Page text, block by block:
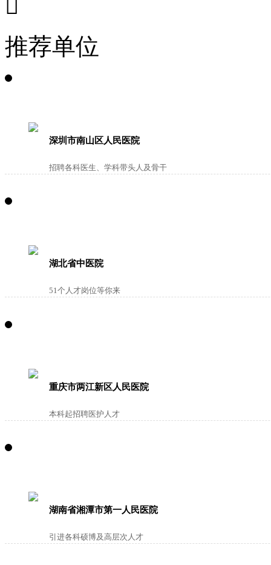

推荐单位
深圳市南山区人民医院
招聘各科医生、学科带头人及骨干
湖北省中医院
51个人才岗位等你来
重庆市两江新区人民医院
本科起招聘医护人才
湖南省湘潭市第一人民医院
引进各科硕博及高层次人才